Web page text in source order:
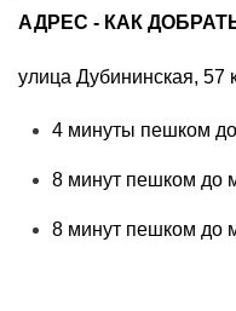
АДРЕС - КАК
улица Дубининская, 57
4 минуты пешком
8 минут пешком до
8 минут пешком до